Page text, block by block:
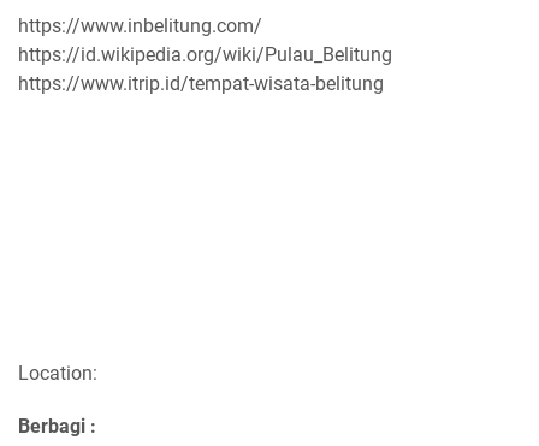
https://www.inbelitung.com/
https://id.wikipedia.org/wiki/Pulau_Belitung
https://www.itrip.id/tempat-wisata-belitung
Location:
Berbagi :